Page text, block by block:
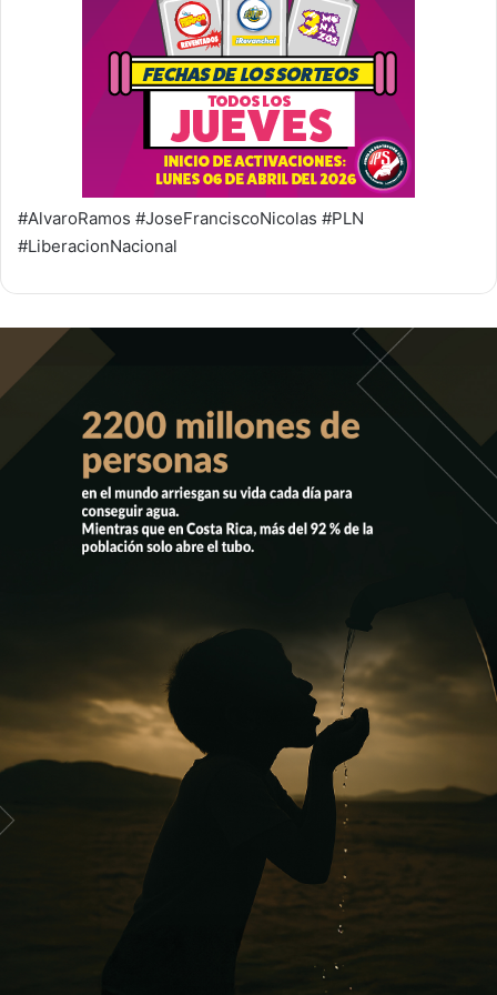
#AlvaroRamos #JoseFranciscoNicolas #PLN
#LiberacionNacional